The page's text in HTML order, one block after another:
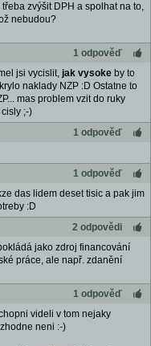
zvýšit DPH a spolhat na to,
nebudou?
1 odpověď
jsi vycislit, jak vysoke by to
naklady NZP :D Ostatne to
mas problem vzit do ruky
;-)
1 odpověď
1 odpověď
das lidem deset tisic a pak jim
:D
2 odpovědi
jako zdroj financování
práce, ale např. zdanění
1 odpověď
videli v tom nejaky
neni :-)